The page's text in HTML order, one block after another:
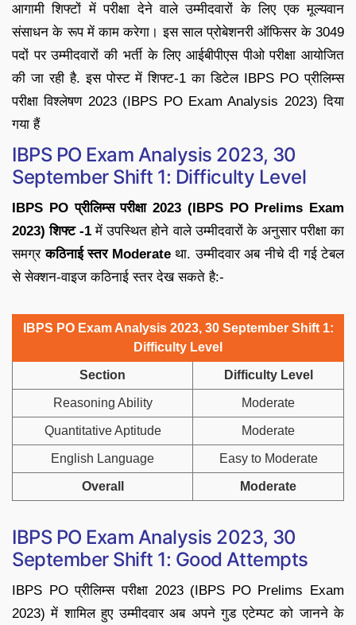
आगामी शिफ्टों में परीक्षा देने वाले उम्मीदवारों के लिए एक मूल्यवान
संसाधन के रूप में काम करेगा। इस साल प्रोबेशनरी ऑफिसर के 3049
पदों पर उम्मीदवारों की भर्ती के लिए आईबीपीएस पीओ परीक्षा आयोजित
की जा रही है. इस पोस्ट में शिफ्ट-1 का डिटेल IBPS PO प्रीलिम्स
परीक्षा विश्लेषण 2023 (IBPS PO Exam Analysis 2023) दिया
गया हैं
IBPS PO Exam Analysis 2023, 30
September Shift 1: Difficulty Level
IBPS PO प्रीलिम्स परीक्षा 2023 (IBPS PO Prelims Exam
2023) शिफ्ट -1 में उपस्थित होने वाले उम्मीदवारों के अनुसार परीक्षा का
समग्रकठिनाई स्तर Moderateथा. उम्मीदवार अब नीचे दी गई टेबल
से सेक्शन-वाइज कठिनाई स्तर देख सकते है:-
IBPS PO Exam Analysis 2023, 30 September Shift 1:
Difficulty Level
Section Difficulty Level
Reasoning Ability Moderate
Quantitative Aptitude Moderate
English Language Easy to Moderate
Overall Moderate
IBPS PO Exam Analysis 2023, 30
September Shift 1: Good Attempts
IBPS PO प्रीलिम्स परीक्षा 2023 (IBPS PO Prelims Exam
2023) में शामिल हुए उम्मीदवार अब अपने गुड एटेम्पट को जानने के